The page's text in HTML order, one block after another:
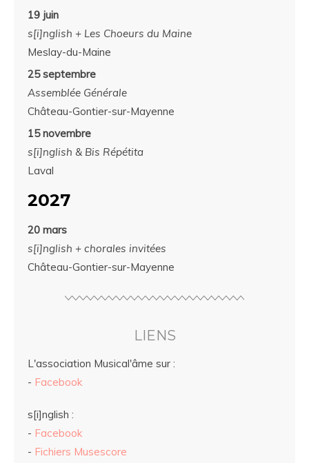
19 juin
s[i]nglish + Les Choeurs du Maine
Meslay-du-Maine
25 septembre
Assemblée Générale
Château-Gontier-sur-Mayenne
15 novembre
s[i]nglish & Bis Répétita
Laval
2027
20 mars
s[i]nglish + chorales invitées
Château-Gontier-sur-Mayenne
LIENS
L'association Musical'âme sur :
- Facebook
s[i]nglish :
- Facebook
- Fichiers Musescore